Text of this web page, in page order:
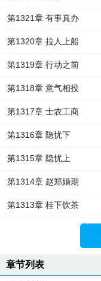
第1321章 有事真办
第1320章 拉人上船
第1319章 行动之前
第1318章 意气相投
第1317章 士农工商
第1316章 隐忧下
第1315章 隐忧上
第1314章 赵郑婚期
第1313章 桂下饮茶
章节列表